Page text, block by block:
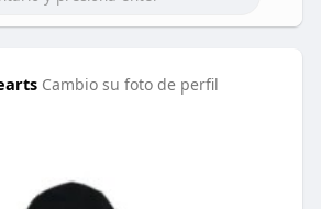
Cambio su foto de perfil